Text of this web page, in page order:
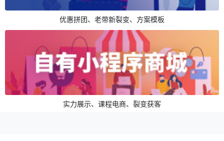
优惠拼团、老带新裂变、方案模板
实力展示、课程电商、裂变获客